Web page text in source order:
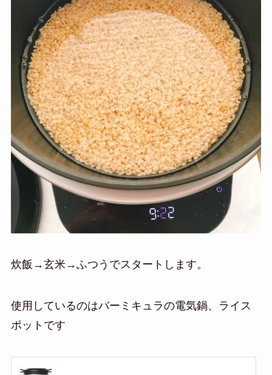
炊飯→玄米→ふつうでスタートします。
使用しているのはバーミキュラの電気鍋、ライス
ポットです